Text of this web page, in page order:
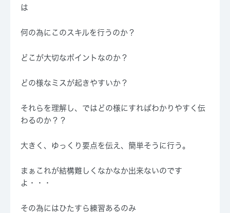
は
何の為にこのスキルを行うのか？
どこが大切なポイントなのか？
どの様なミスが起きやすいか？
それらを理解し、ではどの様にすればわかりやすく伝
わるのか？？
大きく、ゆっくり要点を伝え、簡単そうに行う。
まぁこれが結構難しくなかなか出来ないのです
よ・・・
その為にはひたすら練習あるのみ